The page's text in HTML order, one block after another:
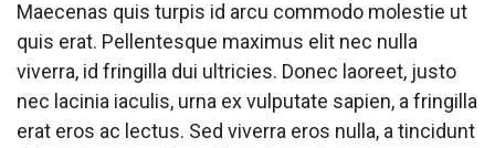
Maecenas quis turpis id arcu commodo molestie ut
quis erat. Pellentesque maximus elit nec nulla
viverra, id fringilla dui ultricies. Donec laoreet, justo
nec lacinia iaculis, urna ex vulputate sapien, a fringilla
erat eros ac lectus. Sed viverra eros nulla, a tincidunt